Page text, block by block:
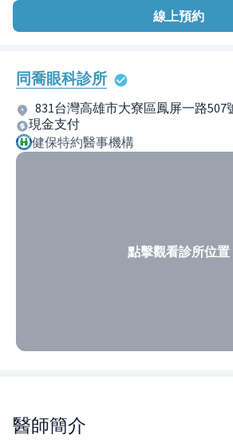
線上預約
同喬眼科診所
831台灣高雄市大寮區鳳屏一路507
現金支付
健保特約醫事機構
點擊觀看診所位置
醫師簡介